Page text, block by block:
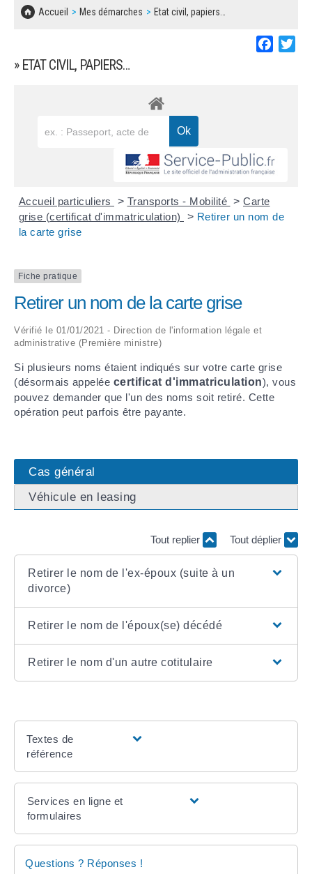
Accueil Mes démarches Etat civil, papiers…
» ETAT CIVIL, PAPIERS…
Accueil particuliers > Transports - Mobilité > Carte
grise (certificat d'immatriculation)
> Retirer un nom de
la carte grise
Fiche pratique
Retirer un nom de la carte grise
Vérifié le 01/01/2021 - Direction de l'information légale et
administrative (Première ministre)
Si plusieurs noms étaient indiqués sur votre carte grise
(désormais appelée certificat d'immatriculation), vous
pouvez demander que l'un des noms soit retiré. Cette
opération peut parfois être payante.
Cas général
Véhicule en leasing
Tout replier Tout déplier
Retirer le nom de l'ex-époux (suite à un
divorce)
Retirer le nom de l'époux(se) décédé
Retirer le nom d'un autre cotitulaire
Textes de
référence
Services en ligne et
formulaires
Questions ? Réponses !
CONCERTATIONS PUBLIQUES
SOLIDARITÉ, LOGEMENT
DECHETS
BESOIN D'UNE AIDE ?
LES ASSOCIATIONS
MARCHÉS PUBLICS
REGLEMENT LOCAL DE PUBLICITÉ
DECLARATION DE DEMARCHAGE
DOSSIER DE DEMANDE DE SUBVENTION
DEMANDE DE PRÊT DE MATERIEL
FICHE D'ORGANISATION MANIFESTATION
PLAN D'ACTION MUNICIPAL
ARRÊTÉS MUNICIPAUX
DÉLIBÉRATIONS